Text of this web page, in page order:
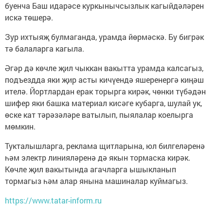
буенча Баш идарәсе куркынычсызлык кагыйдәләрен
искә төшерә.
Зур ихтыяҗ булмаганда, урамда йөрмәскә. Бу бигрәк
тә балаларга кагыла.
Әгәр дә көчле җил чыккан вакытта урамда калсагыз,
подъездда яки җир асты кичүендә яшеренергә киңәш
ителә. Йортлардан ерак торырга кирәк, чөнки түбәдән
шифер яки башка материал кисәге кубарга, шулай ук,
өске кат тәрәзәләре ватылып, пыялалар коелырга
мөмкин.
Тукталышларга, реклама щитларына, юл билгеләренә
һәм электр линияләренә дә якын тормаска кирәк.
Көчле җил вакытында агачларга ышыкланып
тормагыз һәм алар янына машиналар куймагыз.
https://www.tatar-inform.ru